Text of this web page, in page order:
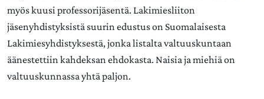
myös kuusi professorijäsentä. Lakimiesliiton
jäsenyhdistyksistä suurin edustus on Suomalaisesta
Lakimiesyhdistyksestä, jonka listalta valtuuskuntaan
äänestettiin kahdeksan ehdokasta. Naisia ja miehiä on
valtuuskunnassa yhtä paljon.